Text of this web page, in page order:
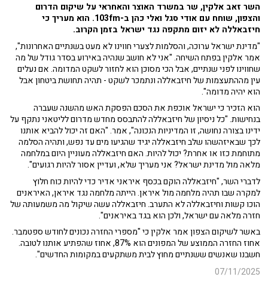
השר זאב אלקין, שר במשרד האוצר והאחראי על שיקום הדרום
והצפון, שוחח עם אודי סגל ואלי כהן ב-103fm. הוא מעריך כי
חיזבאללה לא יזום מתקפה נגד ישראל בזמן הקרוב.
"מדינת ישראל ערוכה, והסלמות לצערי חווינו לא מעט בשנתיים האחרונות",
אמר אלקין בפתח השיחה. "אני לא חושב שנהיה באירוע בסדר גודל של מה
שחווינו לפני שנתיים, אבל הכי מסוכן הוא לחזור לשקט המדומה. אם נעלים
עין מההתעצמות של חיזבאללה ונתמכר לשקט - תהיה תחושת ביטחון אבל
הוא יהיה מדומה".
הוא הזכיר כי ישראל אוכפת את הסכם הפסקת האש מהשנה שעברה
בנחישות. "כל ניסיון של חיזבאללה להתבסס מחדש מדרום לליטאני נתקף על
ידינו בצורה נחושה, זו המדיניות הנכונה", אמר. "האם זה יכול להביא אותנו
לכך שבאיזהשהו שלב חיזבאללה יגיד שהגיעו מים עד נפש, ותהיה הסלמה
מתוחמת כזו או אחרת? יכול להיות. האם חיזבאללה מעוניין היום במלחמה
מלאה מול מדינת ישראל? אני מעריך שלא, ועדיין אסור להיות רגועים".
לדברי השר, "חיזבאללה הוקם בכסף איראני אדיר כדי להיות כוח חלוץ
למקרה שבו תהיה מלחמה מול איראן. הייתה מלחמה נגד איראן, האיראנים
הוכו קשות וחיזבאללה לא התערב. חיזבאללה עשה שיקול מה משמעותה של
חזרה מלאה עם ישראל, ולכן הוא בגד באיראנים".
באשר לשיקום הצפון אמר אלקין כי "מספרי החזרה נכונים לחודש ספטמבר.
אחוז החזרה הממוצע של המפונים הוא 87%, אחוז שהפתיע אותנו לטובה.
חשבנו שאנשים ששנתיים מחוץ לבית משתקעים במקומות החדשים".
07/11/2025